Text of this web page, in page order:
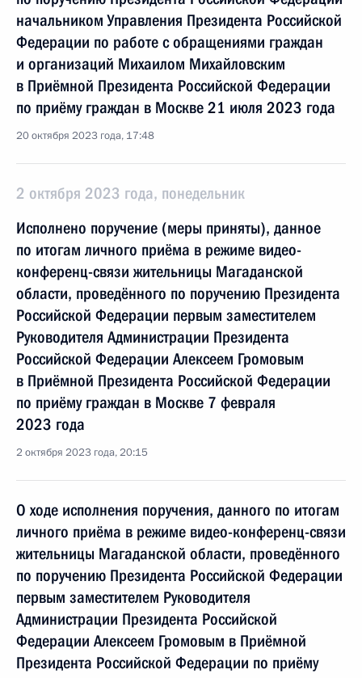
начальником Управления Президента Российской
Федерации по работе с обращениями граждан
и организаций Михаилом Михайловским
в Приёмной Президента Российской Федерации
по приёму граждан в Москве 21 июля 2023 года
20 октября 2023 года, 17:48
2 октября 2023 года, понедельник
Исполнено поручение (меры приняты), данное
по итогам личного приёма в режиме видео-
конференц-связи жительницы Магаданской
области, проведённого по поручению Президента
Российской Федерации первым заместителем
Руководителя Администрации Президента
Российской Федерации Алексеем Громовым
в Приёмной Президента Российской Федерации
по приёму граждан в Москве 7 февраля
2023 года
2 октября 2023 года, 20:15
О ходе исполнения поручения, данного по итогам
личного приёма в режиме видео-конференц-связи
жительницы Магаданской области, проведённого
по поручению Президента Российской Федерации
первым заместителем Руководителя
Администрации Президента Российской
Федерации Алексеем Громовым в Приёмной
Президента Российской Федерации по приёму